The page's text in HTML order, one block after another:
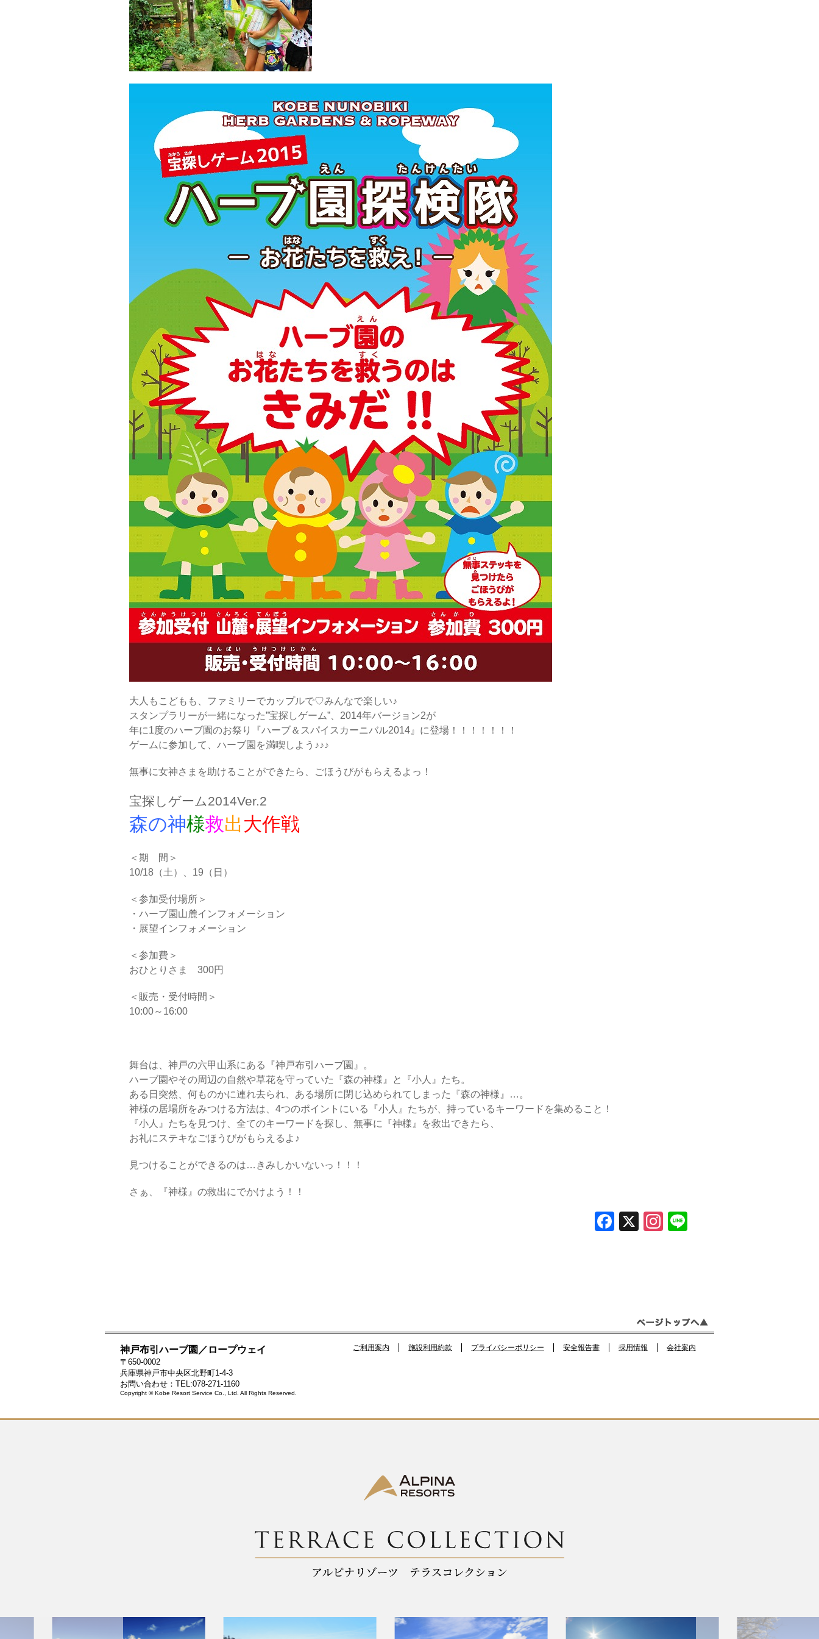
大人もこどもも、ファミリーでカップルで♡みんなで楽しい♪
スタンプラリーが一緒になった”宝探しゲーム”、2014年バージョン2が
年に1度のハーブ園のお祭り『ハーブ＆スパイスカーニバル2014』に登場！！！！！！！
ゲームに参加して、ハーブ園を満喫しよう♪♪♪
無事に女神さまを助けることができたら、ごほうびがもらえるよっ！
宝探しゲーム2014Ver.2
森の神様救出大作戦
＜期 間＞
10/18（土）、19（日）
＜参加受付場所＞
・ハーブ園山麓インフォメーション
・展望インフォメーション
＜参加費＞
おひとりさま 300円
＜販売・受付時間＞
10:00～16:00
舞台は、神戸の六甲山系にある『神戸布引ハーブ園』。
ハーブ園やその周辺の自然や草花を守っていた『森の神様』と『小人』たち。
ある日突然、何ものかに連れ去られ、ある場所に閉じ込められてしまった『森の神様』…。
神様の居場所をみつける方法は、4つのポイントにいる『小人』たちが、持っているキーワードを集めること！
『小人』たちを見つけ、全てのキーワードを探し、無事に『神様』を救出できたら、
お礼にステキなごほうびがもらえるよ♪
見つけることができるのは…きみしかいないっ！！！
さぁ、『神様』の救出にでかけよう！！
F
o
k
X In
m
神戸布引ハーブ園／ロープウェイ
〒650-0002
兵庫県神戸市中央区北野町1-4-3
お問い合わせ：TEL:078-271-1160
Copyright © Kobe Resort Service Co., Ltd. All Rights Reserved.
ご利用案内 施設利用約款 プライバシーポリシー 安全報告書 採用情報 会社案内